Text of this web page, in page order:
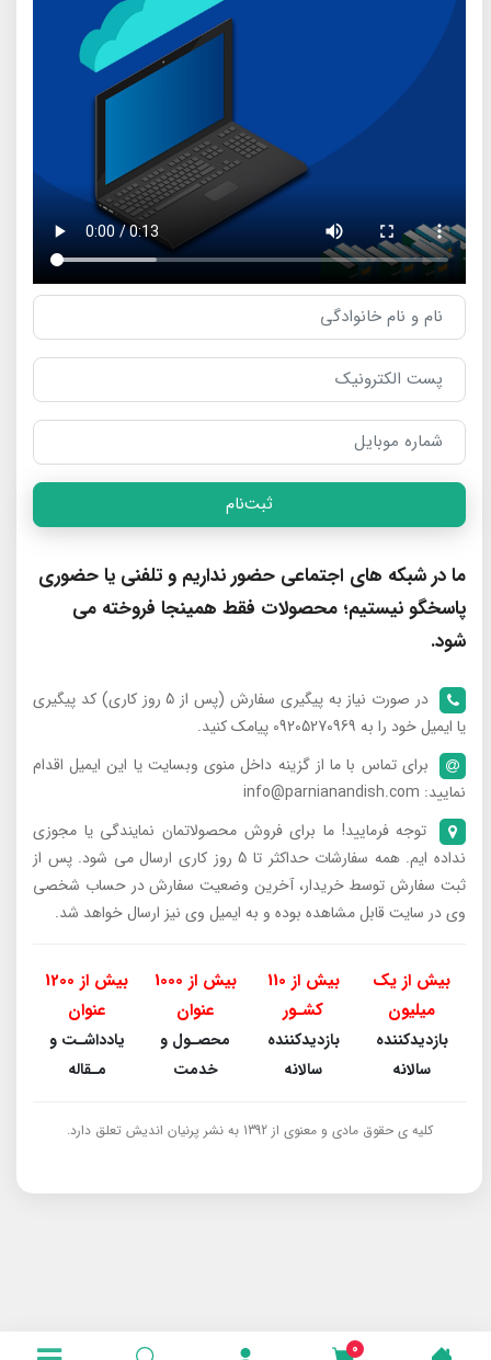
0
ثبت‌نام
ما در شبکه های اجتماعی حضور نداریم و تلفنی یا حضوری
پاسخگو نیستیم؛ محصولات فقط همینجا فروخته می
شود.
در صورت نیاز به پیگیری سفارش (پس از 5 روز کاری) کد پیگیری
یا ایمیل خود را به 09205270969 پیامک کنید.
برای تماس با ما از گزینه داخل منوی وبسایت یا این ایمیل اقدام
نمایید: info@parnianandish.com
توجه فرمایید! ما برای فروش محصولاتمان نمایندگی یا مجوزی
نداده ایم. همه سفارشات حداکثر تا 5 روز کاری ارسال می شود. پس از
ثبت سفارش توسط خریدار، آخرین وضعیت سفارش در حساب شخصی
وی در سایت قابل مشاهده بوده و به ایمیل وی نیز ارسال خواهد شد.
بیش از یک
میلیون
بازدیدکننده
سالانه
بیش از 110
کشـور
بازدیدکننده
سالانه
بیش از 1000
عنوان
محصـول و
خدمت
بیش از 1200
عنوان
یادداشـت و
مـقاله
کلیه ی حقوق مادی و معنوی از 1392 به نشر پرنیان اندیش تعلق دارد.